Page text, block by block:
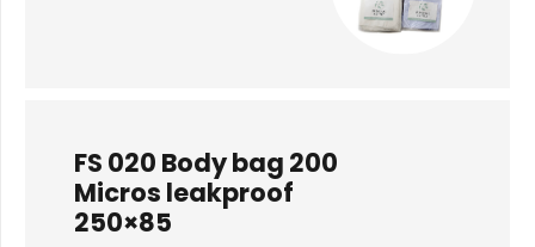
FS 020 Body bag 200
Micros leakproof
250×85